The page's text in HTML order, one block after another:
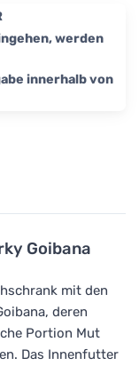
Goibana
mit den
deren
Portion Mut
Das Innenfutter
werden
innerhalb von